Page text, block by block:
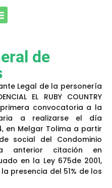
de
Legal de la personería
EL RUBY COUNTRY
convocatoria a la
a realizarse el día
en Melgar Tolima a partir
social del Condominio
anterior citación en
en la Ley 675de 2001,
presencia del 51% de los